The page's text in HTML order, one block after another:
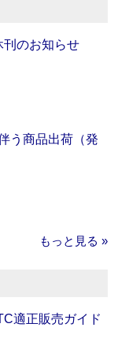
刊のお知らせ
う商品出荷（発
もっと見る »
適正販売ガイド